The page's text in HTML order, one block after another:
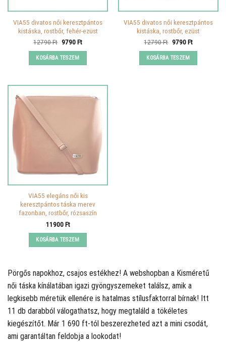
VIA55 divatos női keresztpántos
kistáska, rostbőr, fehér-ezüst
12790Ft Original
was:
12790 Ft.
9790FtCurrent
KOSÁRBA TESZEM
VIA55 divatos női keresztpántos
kistáska, rostbőr, ezüst
12790Ft Original
was:
12790 Ft.
9790FtCurrent
KOSÁRBA TESZEM
VIA55 elegáns női kis
keresztpántos táska merev
fazonban, rostbőr, rózsaszín
11900Ft
KOSÁRBA TESZEM
Pörgős napokhoz, csajos estékhez! A webshopban a Kisméretű
női táska kínálatában igazi gyöngyszemeket találsz, amik a
legkisebb méretük ellenére is hatalmas stílusfaktorral bírnak! Itt
11 db darabból válogathatsz, hogy megtaláld a tökéletes
kiegészítőt. Már 1 690 ft-tól beszerezheted azt a mini csodát,
ami garantáltan feldobja a lookodat!